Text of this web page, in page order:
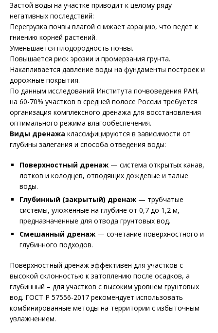
Застой воды на участке приводит к целому ряду
негативных последствий:
Перегрузка почвы влагой снижает аэрацию, что ведет к
гниению корней растений.
Уменьшается плодородность почвы.
Повышается риск эрозии и промерзания грунта.
Накапливается давление воды на фундаменты построек и
дорожные покрытия.
По данным исследований Института почвоведения РАН,
на 60-70% участков в средней полосе России требуется
организация комплексного дренажа для восстановления
оптимального режима влагообеспечения.
Виды дренажа классифицируются в зависимости от
глубины залегания и способа отведения воды:
Поверхностный дренаж — система открытых канав,
лотков и колодцев, отводящих дождевые и талые
воды.
Глубинный (закрытый) дренаж — трубчатые
системы, уложенные на глубине от 0,7 до 1,2 м,
предназначенные для отвода грунтовых вод.
Смешанный дренаж — сочетание поверхностного и
глубинного подходов.
Поверхностный дренаж эффективен для участков с
высокой склонностью к затоплению после осадков, а
глубинный – для участков с высоким уровнем грунтовых
вод. ГОСТ Р 57556-2017 рекомендует использовать
комбинированные методы на территории с избыточным
увлажнением.